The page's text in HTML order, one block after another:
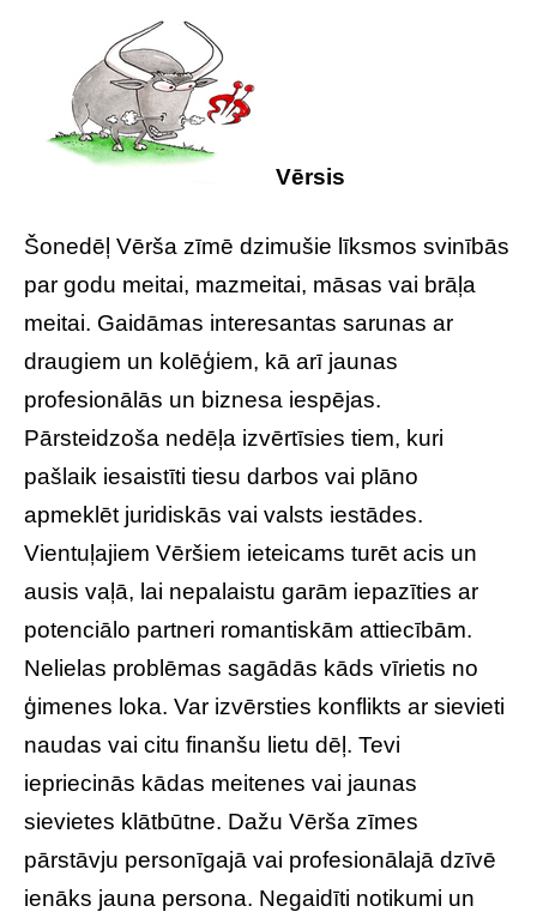
Vērsis
Šonedēļ Vērša zīmē dzimušie līksmos svinībās
par godu meitai, mazmeitai, māsas vai brāļa
meitai. Gaidāmas interesantas sarunas ar
draugiem un kolēģiem, kā arī jaunas
profesionālās un biznesa iespējas.
Pārsteidzoša nedēļa izvērtīsies tiem, kuri
pašlaik iesaistīti tiesu darbos vai plāno
apmeklēt juridiskās vai valsts iestādes.
Vientuļajiem Vēršiem ieteicams turēt acis un
ausis vaļā, lai nepalaistu garām iepazīties ar
potenciālo partneri romantiskām attiecībām.
Nelielas problēmas sagādās kāds vīrietis no
ģimenes loka. Var izvērsties konflikts ar sievieti
naudas vai citu finanšu lietu dēļ. Tevi
iepriecinās kādas meitenes vai jaunas
sievietes klātbūtne. Dažu Vērša zīmes
pārstāvju personīgajā vai profesionālajā dzīvē
ienāks jauna persona. Negaidīti notikumi un